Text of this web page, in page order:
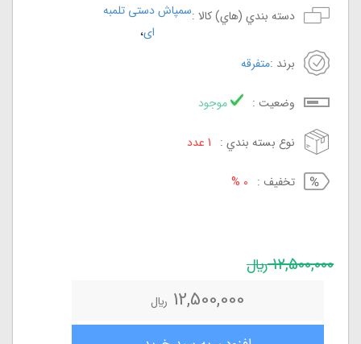
دسته بندي (هاي) کالا :سمپاش دستی تلمبه
ای،
برند :متفرقه
وضعيت : موجود
نوع بسته بندي : 1 عدد
تخفيف : 0 %
12,500,000 ريال
12,500,000 ريال